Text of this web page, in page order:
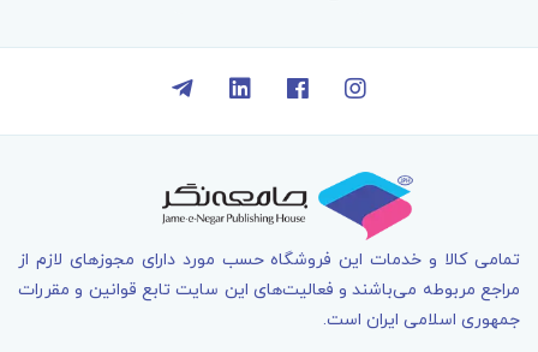
تمامی کالا و خدمات اين فروشگاه حسب مورد دارای مجوزهای لازم از
مراجع مربوطه می‌باشند و فعاليت‌های اين سايت تابع قوانين و مقررات
جمهوری اسلامی ايران است.